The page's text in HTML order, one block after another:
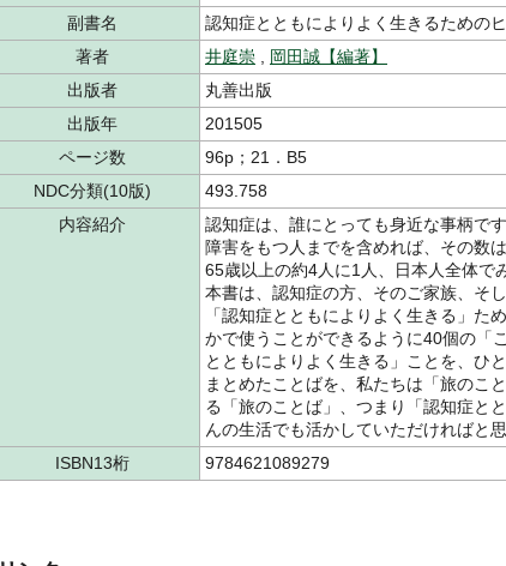
副書名
認知症とともによりよく生きるための
著者
井庭崇
岡田誠【編著】
出版者
丸善出版
出版年
201505
ページ数
96p；21．B5
NDC分類(10版)
493.758
内容紹介
認知症は、誰にとっても身近な事柄で
障害をもつ人までを含めれば、その数
65歳以上の約4人に1人、日本人全体で
本書は、認知症の方、そのご家族、そ
「認知症とともによりよく生きる」た
かで使うことができるように40個の「
とともによりよく生きる」ことを、ひ
まとめたことばを、私たちは「旅のこ
る「旅のことば」、つまり「認知症と
んの生活でも活かしていただければと思
ISBN13桁
9784621089279